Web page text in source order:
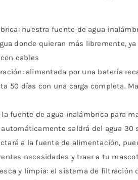
nuestra fuente de agua
donde quieran más libremente,
cables
alimentada por una batería
50 días con una carga completa.
fuente de agua inalámbrica para
saldrá del agua
a la fuente de alimentación,
necesidades y traer a tu
y limpia: el sistema de